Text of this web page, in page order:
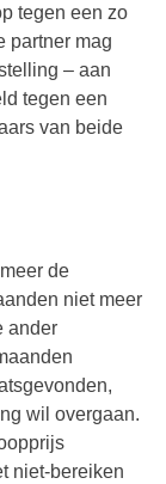
tegen een zo
partner mag
– aan
tegen een
van beide
de
niet meer
ander
wil overgaan.
niet-bereiken